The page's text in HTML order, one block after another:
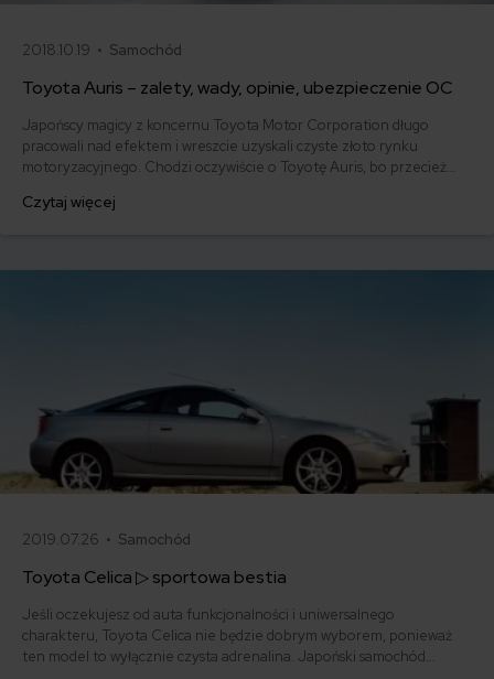
2018.10.19 • Samochód
Toyota Auris – zalety, wady, opinie, ubezpieczenie OC
Japońscy magicy z koncernu Toyota Motor Corporation długo
pracowali nad efektem i wreszcie uzyskali czyste złoto rynku
motoryzacyjnego. Chodzi oczywiście o Toyotę Auris, bo przecież
Toyota zaczerpnęła nazwę dla modelu, który miał zostać następcą
Czytaj więcej
2019.07.26 • Samochód
Toyota Celica ▷ sportowa bestia
Jeśli oczekujesz od auta funkcjonalności i uniwersalnego
charakteru, Toyota Celica nie będzie dobrym wyborem, ponieważ
ten model to wyłącznie czysta adrenalina. Japoński samochód